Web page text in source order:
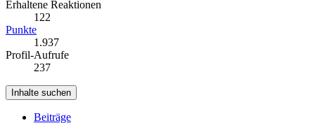
Erhaltene Reaktionen
122
Punkte
1.937
Profil-Aufrufe
237
Inhalte suchen
Beiträge